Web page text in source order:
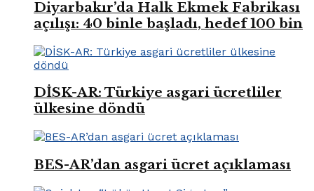
Diyarbakır’da Halk Ekmek Fabrikası
açılışı: 40 binle başladı, hedef 100 bin
DİSK-AR: Türkiye asgari ücretliler
ülkesine döndü
BES-AR’dan asgari ücret açıklaması